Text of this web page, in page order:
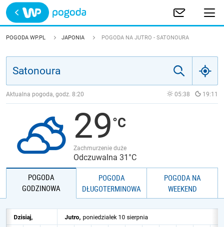
Trwa ładowanie
POLSKA
POGODA WP.PL JAPONIA POGODA NA JUTRO - SATONOURA
Aktualna pogoda, godz. 8:20 05:38 19:11
29
Zachmurzenie duże
Odczuwalna 31°C
POGODA
GODZINOWA
POGODA
DŁUGOTERMINOWA
POGODA NA
WEEKEND